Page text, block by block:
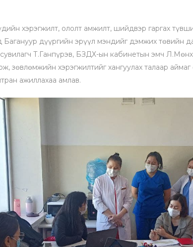
хэрэгжилт, ололт амжилт, шийдвэр гаргах
Багануур дүүргийн эрүүл мэндийг дэмжих төвийн
Т.Ганпүрэв, БЗДХ-ын кабинетын эмч
зөвлөмжийн хэрэгжилтийг хангуулах талаар аймаг
ажиллахаа амлав.